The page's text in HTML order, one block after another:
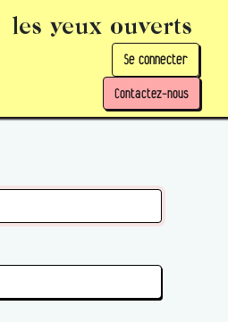
les yeux ouverts
Se connecter
Contactez-nous